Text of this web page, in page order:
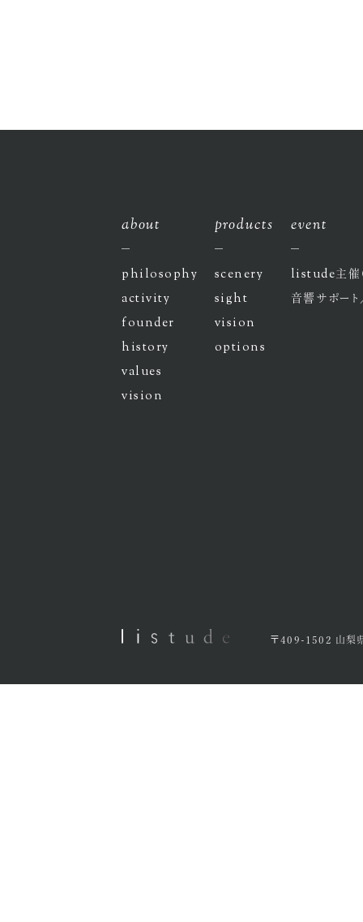
about
philosophy
activity
founder
history
values
vision
products
scenery
sight
vision
options
event
listude主催
音響サポー
〒409-1502 山梨